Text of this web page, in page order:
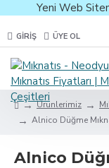
Yeni Web
GIRIŞ ÜYE OL
Ürünlerimiz
Alnico Düğme
Alnico